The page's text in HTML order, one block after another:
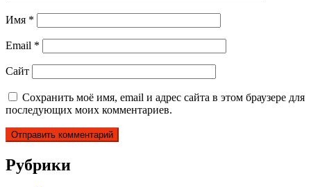
Имя *
Email *
Сайт
Сохранить моё имя, email и адрес сайта в этом браузере для
последующих моих комментариев.
Рубрики